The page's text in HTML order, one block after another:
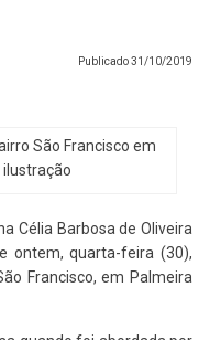
Publicado31/10/2019
São Francisco em
ilustração
Célia Barbosa de Oliveira
ontem, quarta-feira (30),
Francisco, em Palmeira